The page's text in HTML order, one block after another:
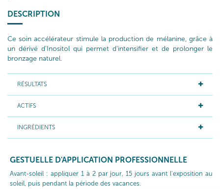
DESCRIPTION
Ce soin accélérateur stimule la production de mélanine, grâce à
un dérivé d'Inositol qui permet d'intensifier et de prolonger le
bronzage naturel.
RÉSULTATS
ACTIFS
INGRÉDIENTS
GESTUELLE D'APPLICATION PROFESSIONNELLE
Avant-soleil : appliquer 1 à 2 par jour, 15 jours avant l'exposition au
soleil, puis pendant la période des vacances.